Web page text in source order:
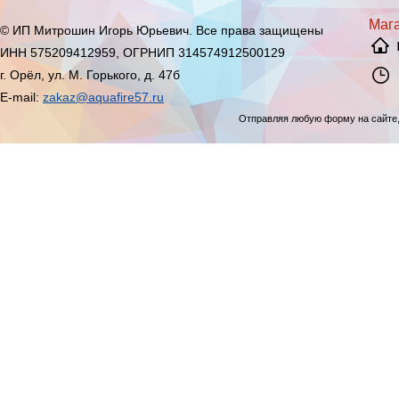
© ИП Митрошин Игорь Юрьевич. Все права защищены
ИНН 575209412959, ОГРНИП 314574912500129
г. Орёл, ул. М. Горького, д. 47б
E-mail: zakaz@aquafire57.ru
Отправляя любую форму на